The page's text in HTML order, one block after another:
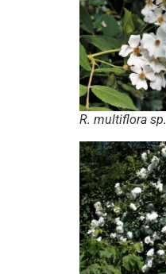
R. multiflora sp.